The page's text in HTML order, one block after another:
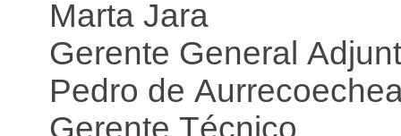
Marta Jara
Gerente General
Pedro de
Gerente Técnico